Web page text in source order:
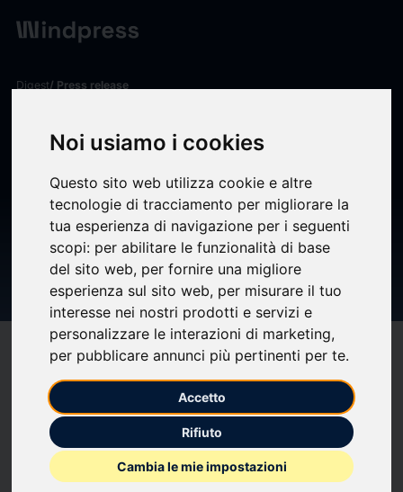
Noi usiamo i cookies
Questo sito web utilizza cookie e altre
tecnologie di tracciamento per migliorare la
tua esperienza di navigazione per i seguenti
scopi: per abilitare le funzionalità di base
del sito web, per fornire una migliore
esperienza sul sito web, per misurare il tuo
interesse nei nostri prodotti e servizi e
personalizzare le interazioni di marketing,
per pubblicare annunci più pertinenti per te.
Accetto
Rifiuto
Cambia le mie impostazioni
Digest/ Press release
MODIFICHE ALLA
STRUTTURA DEGLI ALTI
DIRIGENTI e CONVOCAZIONE
DELLASSEMBLEA DEGLI
AZIONISTI DI DEA S.P.A.
Compatibility help
(0)bookmark_borderupload Share
MODIFICHE ALLA STRUTTURA DEGLI ALTI DIRIGENTI e
CONVOCAZIONE DELLASSEMBLEA DEGLI AZIONISTI DI DEA S.P.A.